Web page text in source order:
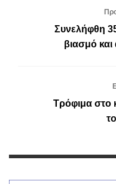
Συνελήφθη
βιασμό
Τρόφιμα στο